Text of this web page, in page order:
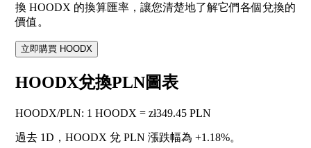
換 HOODX 的換算匯率，讓您清楚地了解它們各個兌換的
價值。
立即購買 HOODX
HOODX兌換PLN圖表
HOODX/PLN: 1 HOODX = zł349.45 PLN
過去 1D，HOODX 兌 PLN 漲跌幅為 +1.18%。